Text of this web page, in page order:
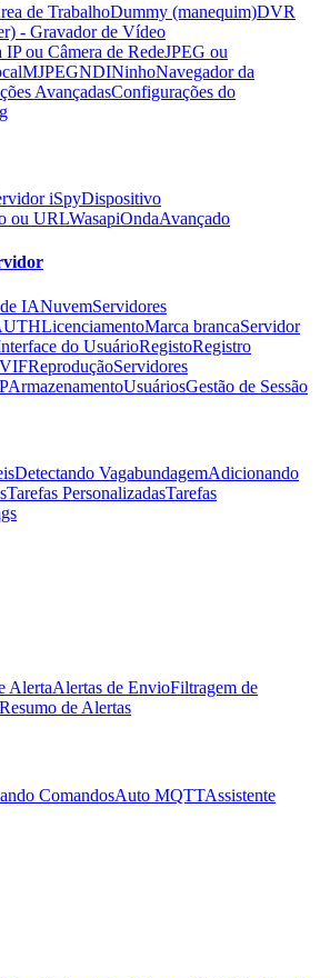
de TrabalhoDummy (manequim)DVR
- Gravador de Vídeo
IP ou Câmera de RedeJPEG ou
MJPEGNDINinhoNavegador da
AvançadasConfigurações do
iSpyDispositivo
ou URLWasapiOndaAvançado
IANuvemServidores
LicenciamentoMarca brancaServidor
do UsuárioRegistoRegistro
ReproduçãoServidores
ArmazenamentoUsuáriosGestão de Sessão
Detectando VagabundagemAdicionando
Tarefas PersonalizadasTarefas
AlertaAlertas de EnvioFiltragem de
Resumo de Alertas
ComandosAuto MQTTAssistente